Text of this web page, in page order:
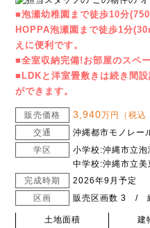
■泡瀬幼稚園まで徒歩10分
HOPPA泡瀬園まで徒歩1分
えに便利です。
■全室収納完備!お部屋のスペ
■LDKと洋室畳敷きは続き間
ができます。
販売価格 3,940万円（税込
交通
沖縄都市モノレー
学区
小学校:沖縄市立泡
中学校:沖縄市立美
完成時期
2026年9月予定
区画
販売区画数 3 /
土地面積
建